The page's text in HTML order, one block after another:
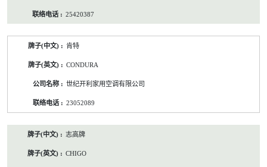
25420387
肯特
CONDURA
世纪开利家用空调有限公司
23052089
志高牌
CHIGO